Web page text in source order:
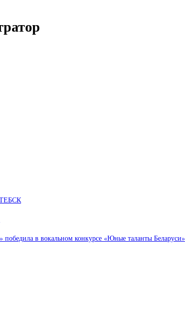
в вокальном конкурсе «Юные таланты Беларуси»